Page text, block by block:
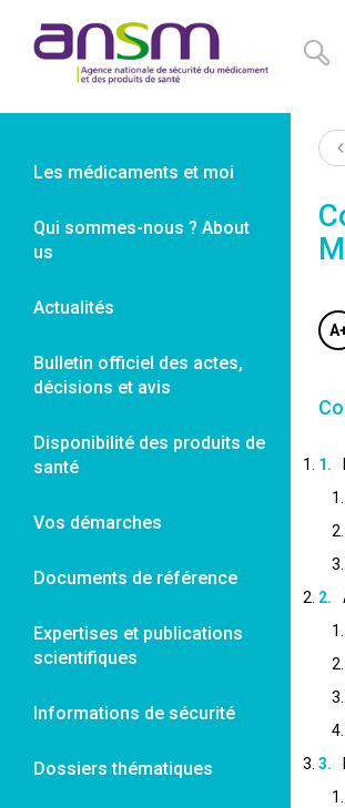
Les médicaments et moi
Qui sommes-nous ? About
us
Actualités
Bulletin officiel des actes,
décisions et avis
Disponibilité des produits de
santé
Vos démarches
Documents de référence
Expertises et publications
scientifiques
Informations de sécurité
Dossiers thématiques